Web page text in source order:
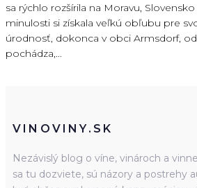
sa rýchlo rozšírila na Moravu,
minulosti si získala veľkú obľubu pre
úrodnosť, dokonca v obci Armsdorf,
pochádza,...
VINOVINY.SK
Nezávislý blog o víne, vinároch a
sa tu dozviete, sú názory a postrehy